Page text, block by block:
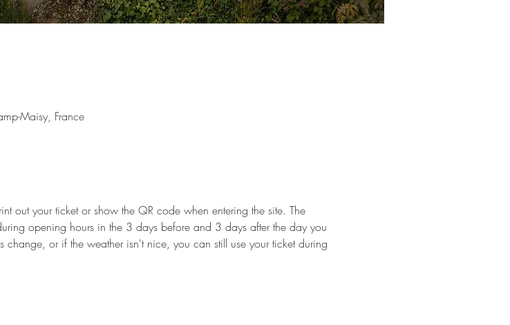
Maisy, France
out your ticket or show the QR code when entering the site. The
opening hours in the 3 days before and 3 days after the day you
change, or if the weather isn't nice, you can still use your ticket during